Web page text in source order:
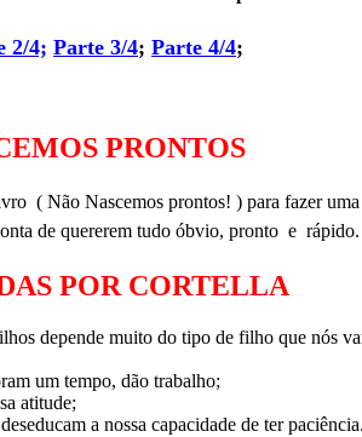
2/4; Parte 3/4; Parte 4/4;
PRONTOS
( Não Nascemos prontos! ) para fazer
de quererem tudo óbvio, pronto e
POR CORTELLA
depende muito do tipo de filho que nós
um tempo, dão trabalho;
atitude;
a nossa capacidade de ter paciência.